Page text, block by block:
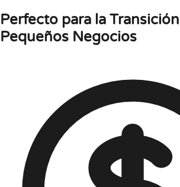
Perfecto para la
Pequeños Negocios